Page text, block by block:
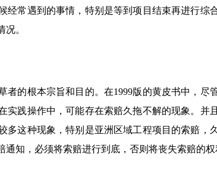
经常遇到的事情，特别是等到项目结束再进行综
。
者的根本宗旨和目的。在1999版的黄皮书中，尽
实践操作中，可能存在索赔久拖不解的现象。并
多这种现象，特别是亚洲区域工程项目的索赔，
知，必须将索赔进行到底，否则将丧失索赔的权